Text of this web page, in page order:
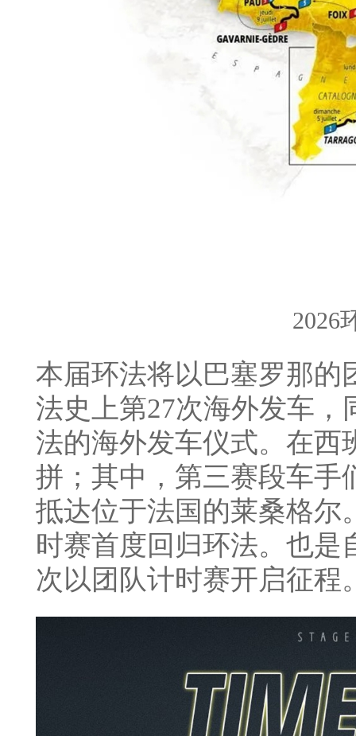
2026
本届环法将以巴塞罗那的
法史上第27次海外发车
法的海外发车仪式。在西
拼；其中，第三赛段车手
抵达位于法国的莱桑格尔
时赛首度回归环法。也是
次以团队计时赛开启征程